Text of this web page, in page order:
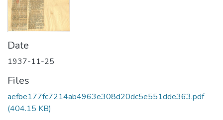
Date
1937-11-25
Files
aefbe177fc7214ab4963e308d20dc5e551dde363.pdf
(404.15 KB)